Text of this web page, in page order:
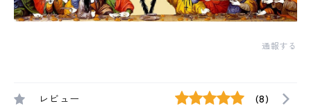
通報する
レビュー (8)